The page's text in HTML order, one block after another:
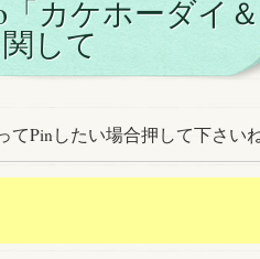
「カケホーダイ
して
てPinしたい場合押して下さい